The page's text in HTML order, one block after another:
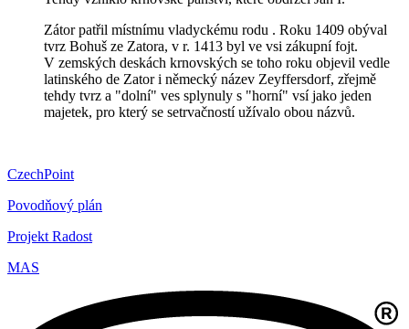
Zátor patřil místnímu vladyckému rodu . Roku 1409 obýval
tvrz Bohuš ze Zatora, v r. 1413 byl ve vsi zákupní fojt.
V zemských deskách krnovských se toho roku objevil vedle
latinského de Zator i německý název Zeyffersdorf, zřejmě
tehdy tvrz a "dolní" ves splynuly s "horní" vsí jako jeden
majetek, pro který se setrvačností užívalo obou názvů.
CzechPoint
Povodňový plán
Projekt Radost
MAS